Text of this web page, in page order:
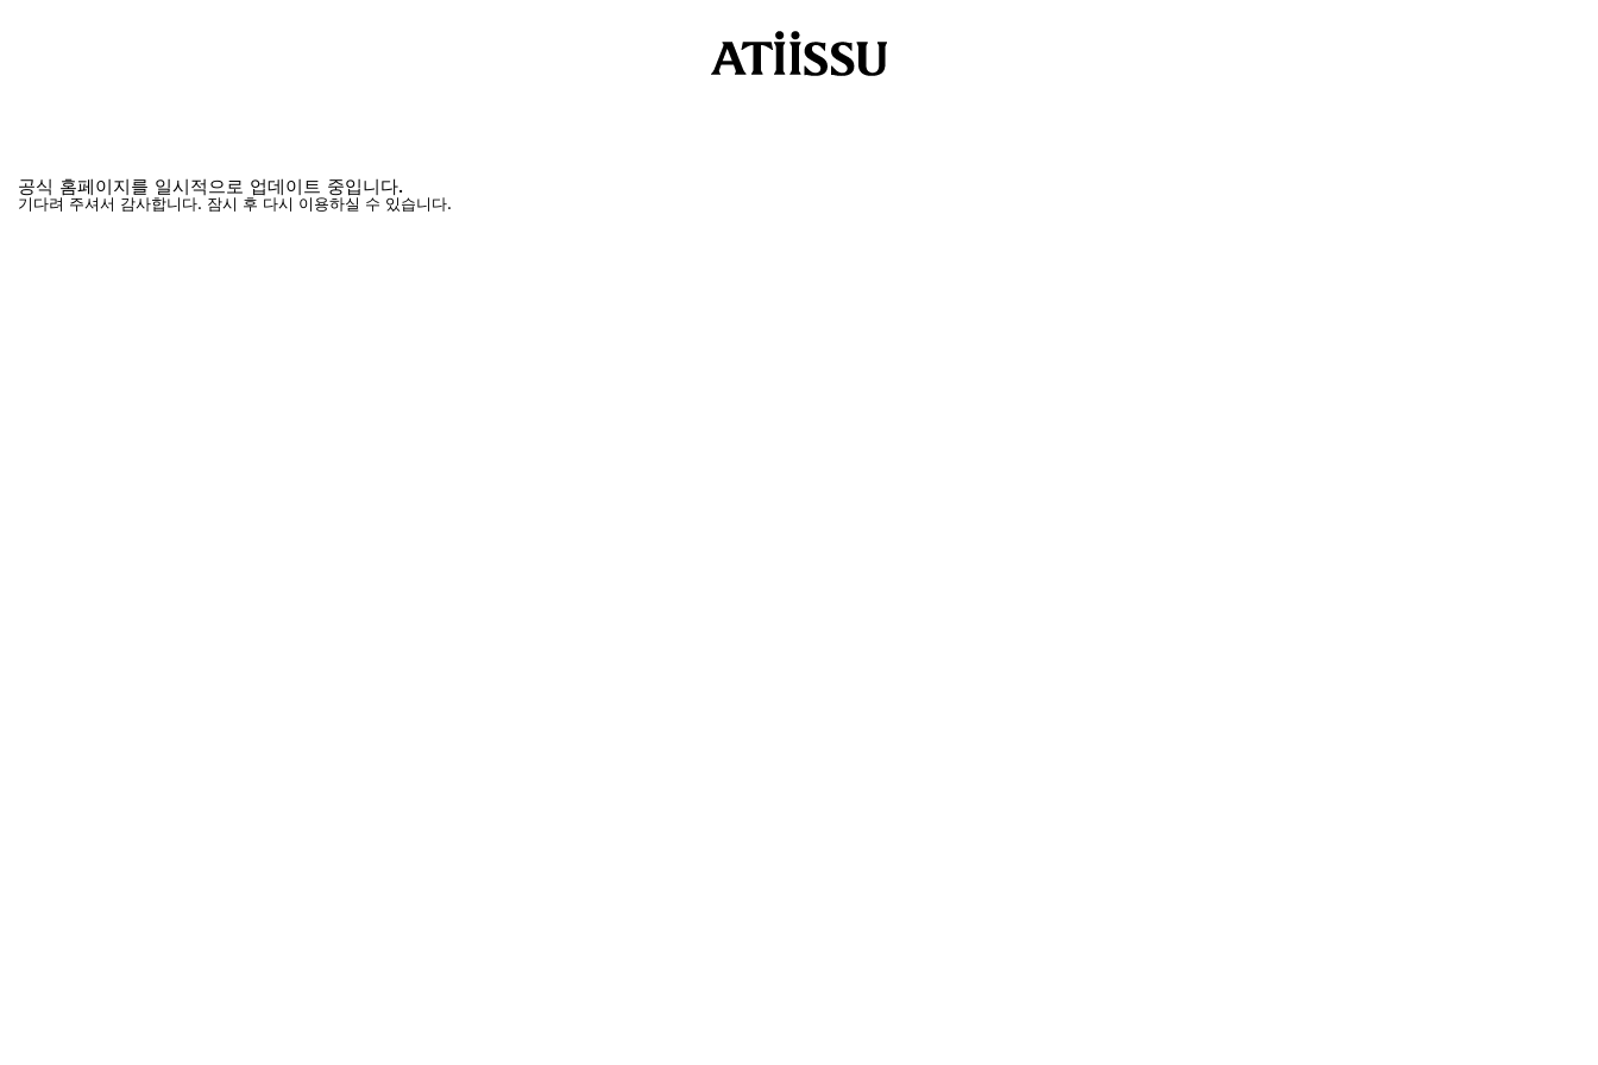
공식 홈페이지를 일시적으로 업데이트 중입니다.
기다려 주셔서 감사합니다. 잠시 후 다시 이용하실 수 있습니다.